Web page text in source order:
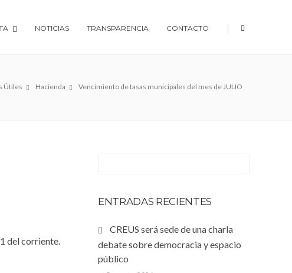
NOTICIAS TRANSPARENCIA CONTACTO |
Útiles Hacienda Vencimiento de tasas municipales del mes de JULIO
del corriente.
ENTRADAS RECIENTES
CREUS será sede de una charla
debate sobre democracia y espacio
público